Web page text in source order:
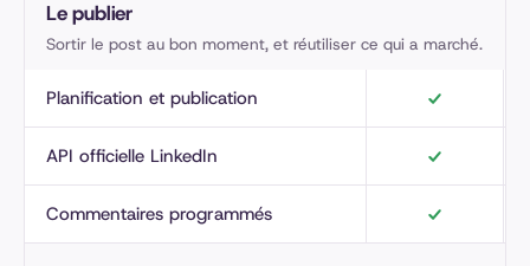
Le publier
Sortir le post au bon moment, et réutiliser ce qui a marché.
Planification et publication
API officielle LinkedIn
Commentaires programmés